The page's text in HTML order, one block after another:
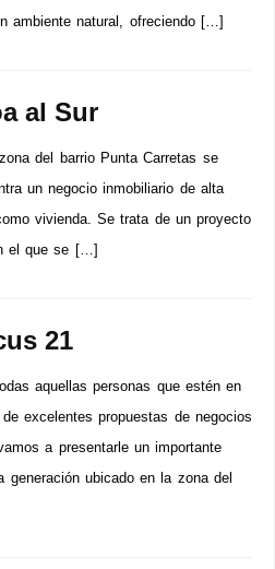
ambiente natural, ofreciendo […]
al Sur
del barrio Punta Carretas se
un negocio inmobiliario de alta
vivienda. Se trata de un proyecto
el que se […]
21
aquellas personas que estén en
de excelentes propuestas de negocios
a presentarle un importante
ubicado en la zona del